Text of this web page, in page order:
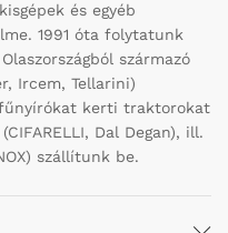
és egyéb
1991 óta folytatunk
származó
Ircem, Tellarini)
kerti traktorokat
Dal Degan), ill.
szállítunk be.